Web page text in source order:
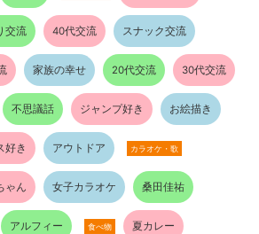
交流 40代交流 スナック交流
家族の幸せ 20代交流 30代交流
不思議話 ジャンプ好き お絵描き
好き アウトドア カラオケ・歌
ゃん 女子カラオケ 桑田佳祐
アルフィー 食べ物 夏カレー